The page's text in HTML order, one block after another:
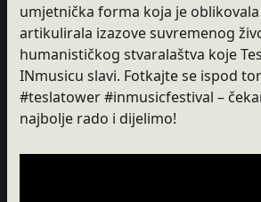
umjetnička forma koja je
artikulirala izazove suvremenog
humanističkog stvaralaštva koje
INmusicu slavi. Fotkajte se ispod
#teslatower #inmusicfestival –
najbolje rado i dijelimo!